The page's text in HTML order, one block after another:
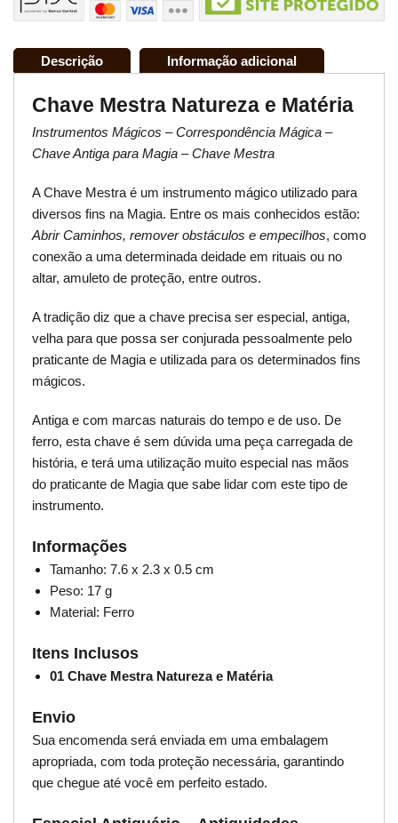
Descrição Informação adicional
Chave Mestra Natureza e Matéria
Instrumentos Mágicos – Correspondência Mágica –
Chave Antiga para Magia – Chave Mestra
A Chave Mestra é um instrumento mágico utilizado para
diversos fins na Magia. Entre os mais conhecidos estão:
Abrir Caminhos, remover obstáculos e empecilhos, como
conexão a uma determinada deidade em rituais ou no
altar, amuleto de proteção, entre outros.
A tradição diz que a chave precisa ser especial, antiga,
velha para que possa ser conjurada pessoalmente pelo
praticante de Magia e utilizada para os determinados fins
mágicos.
Antiga e com marcas naturais do tempo e de uso. De
ferro, esta chave é sem dúvida uma peça carregada de
história, e terá uma utilização muito especial nas mãos
do praticante de Magia que sabe lidar com este tipo de
instrumento.
Informações
Tamanho: 7.6 x 2.3 x 0.5 cm
Peso: 17 g
Material: Ferro
Itens Inclusos
01 Chave Mestra Natureza e Matéria
Envio
Sua encomenda será enviada em uma embalagem
apropriada, com toda proteção necessária, garantindo
que chegue até você em perfeito estado.